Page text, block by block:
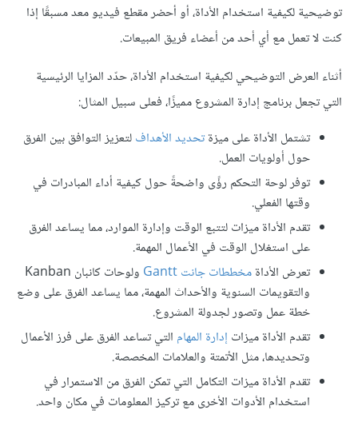
توضيحية لكيفية استخدام الأداة، أو أحضر مقطع فيديو معد مسبقًا إذا
كنت لا تعمل مع أي أحد من أعضاء فريق المبيعات.
أثناء العرض التوضيحي لكيفية استخدام الأداة، حدّد المزايا الرئيسية
التي تجعل برنامج إدارة المشروع مميزًا، فعلى سبيل المثال:
تشتمل الأداة على ميزةتحديد الأهدافلتعزيز التوافق بين الفرق
حول أولويات العمل.
توفر لوحة التحكم رؤًى واضحةً حول كيفية أداء المبادرات في
وقتها الفعلي.
تقدم الأداة ميزات لتتبع الوقت وإدارة الموارد، مما يساعد الفرق
على استغلال الوقت في الأعمال المهمة.
تعرض الأداةمخططات جانت Gantt
ولوحات كانبان Kanban
والتقويمات السنوية والأحداث المهمة، مما يساعد الفرق على وضع
خطة عمل وتصور لجدولة المشروع.
تقدم الأداة ميزات إدارة المهام التي تساعد الفرق على فرز الأعمال
وتحديدها، مثل الأتمتة والعلامات المخصصة.
تقدم الأداة ميزات التكامل التي تمكن الفرق من الاستمرار في
استخدام الأدوات الأخرى مع تركيز المعلومات في مكان واحد.